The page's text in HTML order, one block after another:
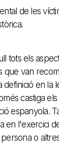
de les
tots els
van
en la
castiga
espanyola.
l'exercici
o